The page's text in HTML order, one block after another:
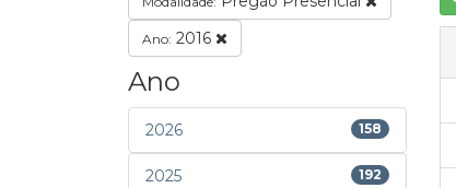
Ano: 2016
Ano
2026 158
2025 192